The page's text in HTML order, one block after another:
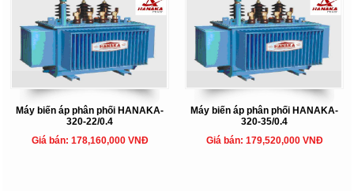
Máy biến áp phân phối HANAKA-
320-22/0.4
Giá bán: 178,160,000 VNĐ
Máy biến áp phân phối HANAKA-
320-35/0.4
Giá bán: 179,520,000 VNĐ